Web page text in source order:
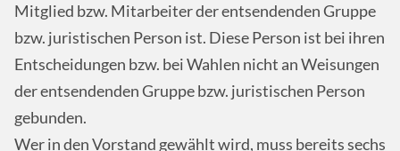
Mitglied bzw. Mitarbeiter der entsendenden Gruppe
bzw. juristischen Person ist. Diese Person ist bei ihren
Entscheidungen bzw. bei Wahlen nicht an Weisungen
der entsendenden Gruppe bzw. juristischen Person
gebunden.
Wer in den Vorstand gewählt wird, muss bereits sechs